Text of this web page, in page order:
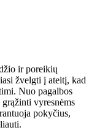
ir poreikių
žvelgti į ateitį, kad
Nuo pagalbos
vyresnėms
pokyčius,